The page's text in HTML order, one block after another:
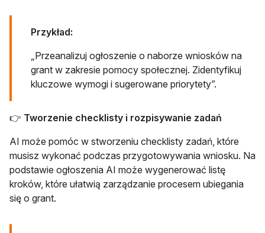
Przykład:
„Przeanalizuj ogłoszenie o naborze wniosków na
grant w zakresie pomocy społecznej. Zidentyfikuj
kluczowe wymogi i sugerowane priorytety”.
👉 Tworzenie checklisty i rozpisywanie zadań
AI może pomóc w stworzeniu checklisty zadań, które
musisz wykonać podczas przygotowywania wniosku. Na
podstawie ogłoszenia AI może wygenerować listę
kroków, które ułatwią zarządzanie procesem ubiegania
się o grant.